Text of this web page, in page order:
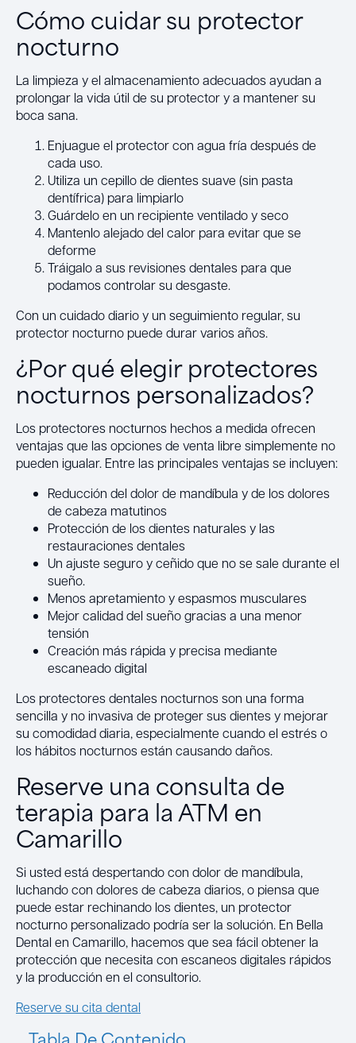
Cómo cuidar su protector
nocturno
La limpieza y el almacenamiento adecuados ayudan a
prolongar la vida útil de su protector y a mantener su
boca sana.
Enjuague el protector con agua fría después de
cada uso.
Utiliza un cepillo de dientes suave (sin pasta
dentífrica) para limpiarlo
Guárdelo en un recipiente ventilado y seco
Mantenlo alejado del calor para evitar que se
deforme
Tráigalo a sus revisiones dentales para que
podamos controlar su desgaste.
Con un cuidado diario y un seguimiento regular, su
protector nocturno puede durar varios años.
¿Por qué elegir protectores
nocturnos personalizados?
Los protectores nocturnos hechos a medida ofrecen
ventajas que las opciones de venta libre simplemente no
pueden igualar. Entre las principales ventajas se incluyen:
Reducción del dolor de mandíbula y de los dolores
de cabeza matutinos
Protección de los dientes naturales y las
restauraciones dentales
Un ajuste seguro y ceñido que no se sale durante el
sueño.
Menos apretamiento y espasmos musculares
Mejor calidad del sueño gracias a una menor
tensión
Creación más rápida y precisa mediante
escaneado digital
Los protectores dentales nocturnos son una forma
sencilla y no invasiva de proteger sus dientes y mejorar
su comodidad diaria, especialmente cuando el estrés o
los hábitos nocturnos están causando daños.
Reserve una consulta de
terapia para la ATM en
Camarillo
Si usted está despertando con dolor de mandíbula,
luchando con dolores de cabeza diarios, o piensa que
puede estar rechinando los dientes, un protector
nocturno personalizado podría ser la solución. En Bella
Dental en Camarillo, hacemos que sea fácil obtener la
protección que necesita con escaneos digitales rápidos
y la producción en el consultorio.
Reserve su cita dental